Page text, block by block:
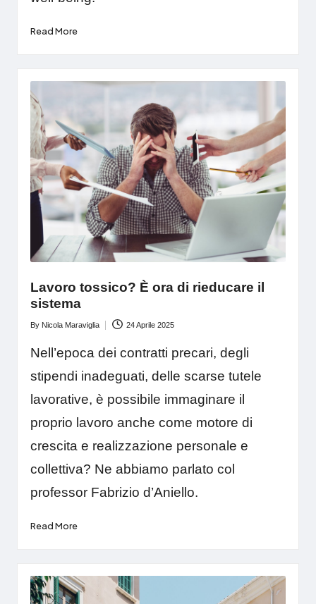
Read More
Lavoro tossico? È ora di rieducare il
sistema
Posted
By Nicola Maraviglia 24 Aprile 2025
Nell’epoca dei contratti precari, degli
stipendi inadeguati, delle scarse tutele
lavorative, è possibile immaginare il
proprio lavoro anche come motore di
crescita e realizzazione personale e
collettiva? Ne abbiamo parlato col
professor Fabrizio d’Aniello.
Read More